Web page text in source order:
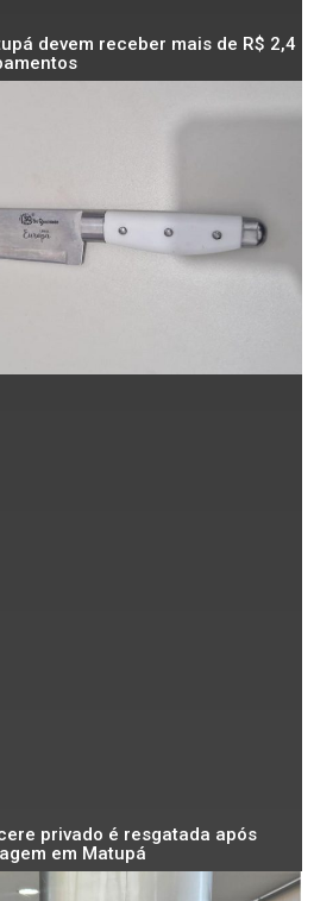
devem receber mais de R$ 2,4
privado é resgatada após
em Matupá